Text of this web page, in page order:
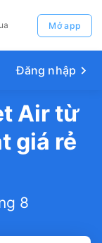
Mở app
Đăng nhập
Air từ
giá rẻ
8